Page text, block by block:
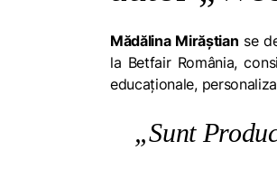
Mădălina Mirăștian se
la Betfair România,
educaționale,
„Sunt